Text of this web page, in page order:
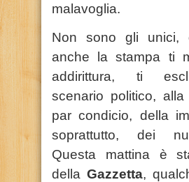
malavoglia.
Non sono gli unici,
anche la stampa ti
addirittura, ti
scenario politico,
par condicio, della
soprattutto, dei
Questa mattina è
della Gazzetta,